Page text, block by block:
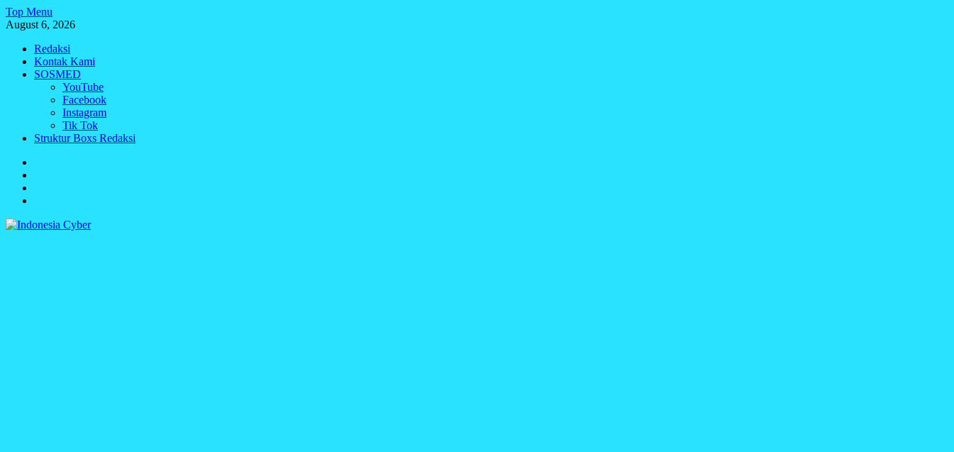
Skip
to
Top Menu
August 6, 2026
Redaksi
Kontak Kami
SOSMED
YouTube
Facebook
Instagram
Tik Tok
Struktur Boxs Redaksi
Redaksi